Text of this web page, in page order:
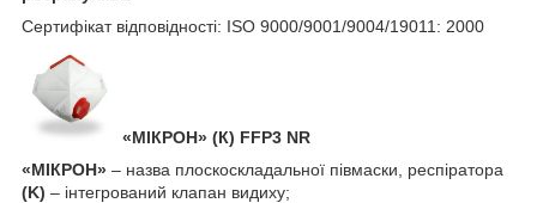
Сертифікат відповідності: ISO 9000/9001/9004/19011: 2000
«МІКРОН» (К) FFP3 NR
«МІКРОН» – назва плоскоскладальної півмаски, респіратора
(K) – інтегрований клапан видиху;